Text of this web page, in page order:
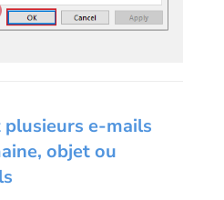
e-mails
objet ou